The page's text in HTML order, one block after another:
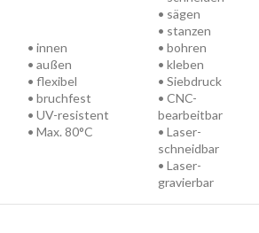
• innen
• außen
• flexibel
• bruchfest
• UV-resistent
• Max. 80°C
• sägen
• stanzen
• bohren
• kleben
• Siebdruck
• CNC-
bearbeitbar
• Laser-
schneidbar
• Laser-
gravierbar